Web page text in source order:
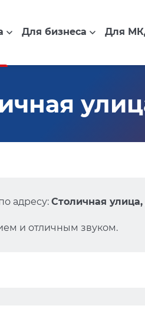
Для бизнеса Для
адресу: Столичная
и отличным звуком.